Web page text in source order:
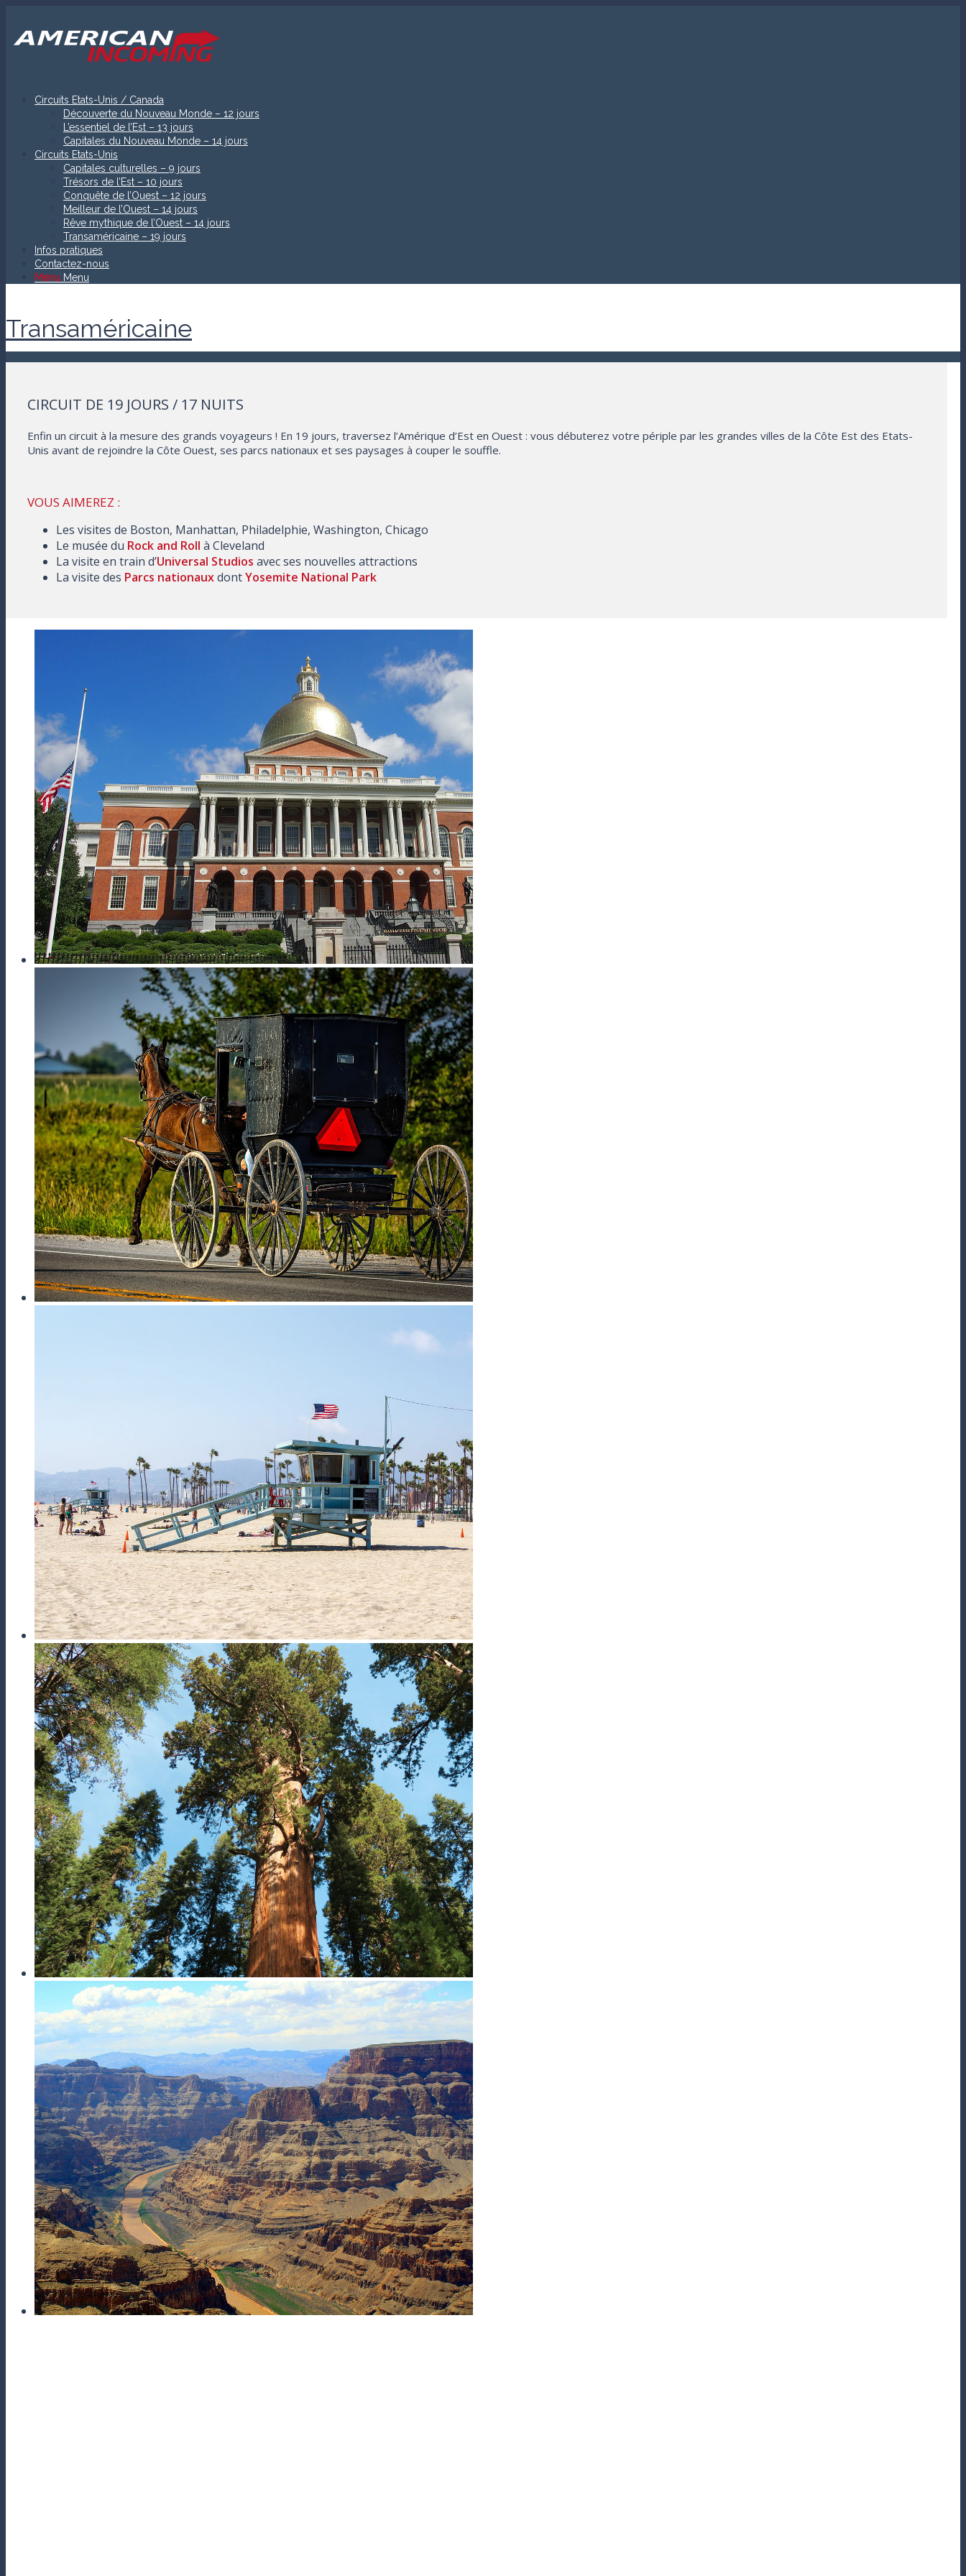
Circuits Etats-Unis / Canada
Découverte du Nouveau Monde – 12 jours
L’essentiel de l’Est – 13 jours
Capitales du Nouveau Monde – 14 jours
Circuits Etats-Unis
Capitales culturelles – 9 jours
Trésors de l’Est – 10 jours
Conquête de l’Ouest – 12 jours
Meilleur de l’Ouest – 14 jours
Rêve mythique de l’Ouest – 14 jours
Transaméricaine – 19 jours
Infos pratiques
Contactez-nous
Menu Menu
Transaméricaine
CIRCUIT DE 19 JOURS / 17 NUITS
Enfin un circuit à la mesure des grands voyageurs ! En 19 jours, traversez l’Amérique d’Est en Ouest : vous débuterez votre périple par les grandes villes de la Côte Est des Etats-
Unis avant de rejoindre la Côte Ouest, ses parcs nationaux et ses paysages à couper le souffle.
VOUS AIMEREZ :
Les visites de Boston, Manhattan, Philadelphie, Washington, Chicago
Le musée du Rock and Roll à Cleveland
La visite en train d’Universal Studios avec ses nouvelles attractions
La visite des Parcs nationauxdontYosemite National Park